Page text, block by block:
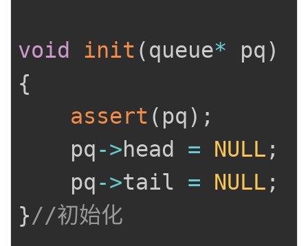
void init (queue* pq)
{
assert ( pq) ;
	pq
->head = NULL ;
	pq
->tail = NULL ;
}//初始化